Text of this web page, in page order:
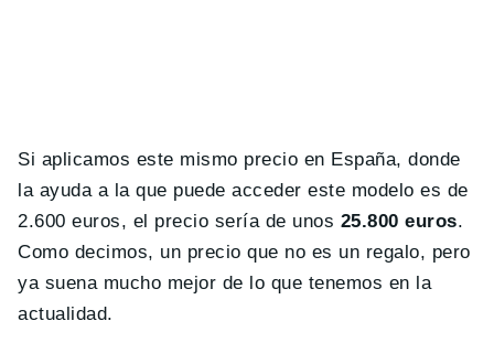
Si aplicamos este mismo precio en España, donde
la ayuda a la que puede acceder este modelo es de
2.600 euros, el precio sería de unos 25.800 euros.
Como decimos, un precio que no es un regalo, pero
ya suena mucho mejor de lo que tenemos en la
actualidad.